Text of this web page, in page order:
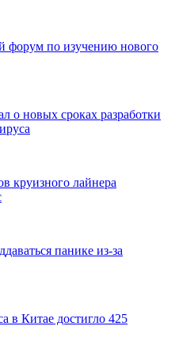
форум по изучению нового
о новых сроках разработки
круизного лайнера
панике из-за
в Китае достигло 425